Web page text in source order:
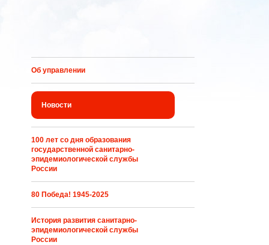
Об управлении
Новости
100 лет со дня образования
государственной санитарно-
эпидемиологической службы
России
80 Победа! 1945-2025
История развития санитарно-
эпидемиологической службы
России